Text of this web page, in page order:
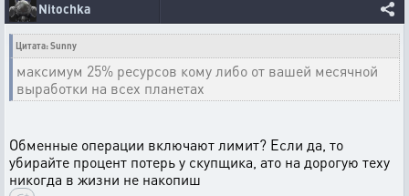
Nitochka
Цитата: Sunny
максимум 25% ресурсов кому либо от вашей месячной
выработки на всех планетах
Обменные операции включают лимит? Если да, то
убирайте процент потерь у скупщика, ато на дорогую теху
никогда в жизни не накопиш